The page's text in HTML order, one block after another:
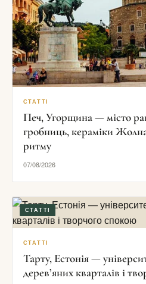
СТАТТІ
Печ, Угорщина — місто
гробниць, кераміки
ритму
07/08/2026
СТАТТІ
СТАТТІ
Тарту, Естонія —
дерев’яних кварталів і